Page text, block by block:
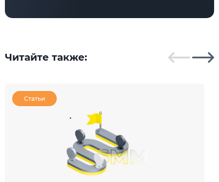
Читайте также:
Статьи